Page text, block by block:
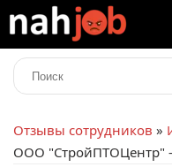
Отзывы сотрудников »
ООО "СтройПТОЦентр" -